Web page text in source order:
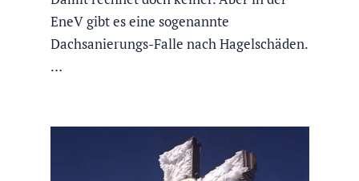
EneV gibt es eine sogenannte
Dachsanierungs-Falle nach Hagelschäden.
…